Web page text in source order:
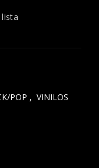
lista
POP , VINILOS